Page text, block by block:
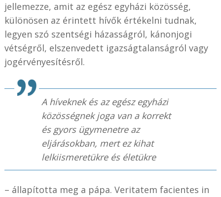
jellemezze, amit az egész egyházi közösség,
különösen az érintett hívők értékelni tudnak,
legyen szó szentségi házasságról, kánonjogi
vétségről, elszenvedett igazságtalanságról vagy
jogérvényesítésről.
A híveknek és az egész egyházi
közösségnek joga van a korrekt
és gyors ügymenetre az
eljárásokban, mert ez kihat
lelkiismeretükre és életükre
– állapította meg a pápa. Veritatem facientes in